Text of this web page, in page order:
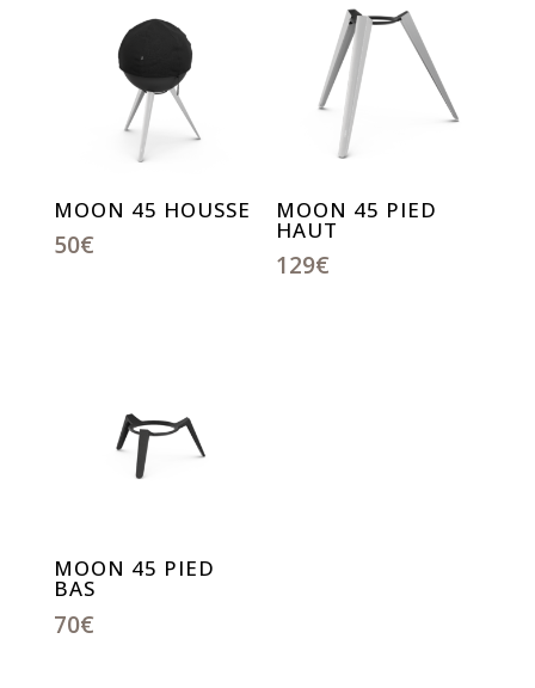
MOON 45 HOUSSE
50€
MOON 45 PIED
HAUT
129€
MOON 45 PIED
BAS
70€